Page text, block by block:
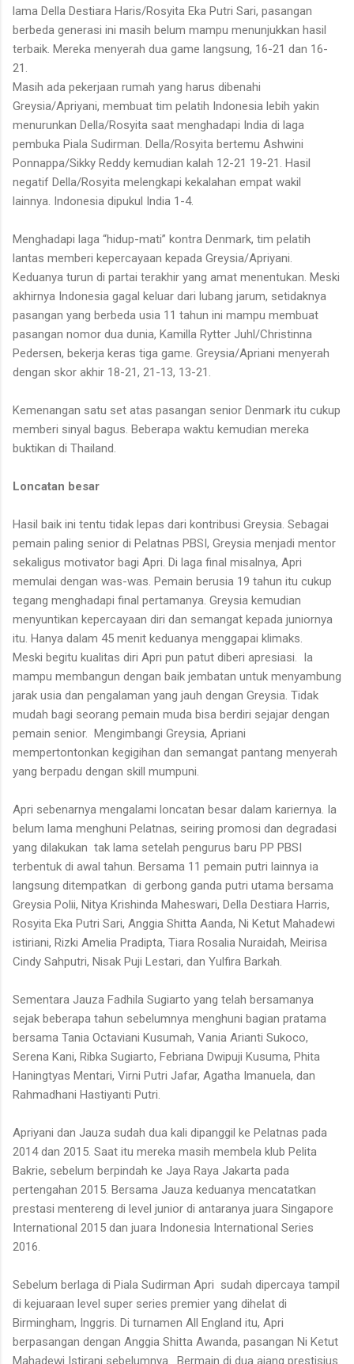
lama Della Destiara Haris/Rosyita Eka Putri Sari, pasangan
berbeda generasi ini masih belum mampu menunjukkan hasil
terbaik. Mereka menyerah dua game langsung, 16-21 dan 16-
21.
Masih ada pekerjaan rumah yang harus dibenahi
Greysia/Apriyani, membuat tim pelatih Indonesia lebih yakin
menurunkan Della/Rosyita saat menghadapi India di laga
pembuka Piala Sudirman. Della/Rosyita bertemu Ashwini
Ponnappa/Sikky Reddy kemudian kalah 12-21 19-21. Hasil
negatif Della/Rosyita melengkapi kekalahan empat wakil
lainnya. Indonesia dipukul India 1-4.
Menghadapi laga “hidup-mati” kontra Denmark, tim pelatih
lantas memberi kepercayaan kepada Greysia/Apriyani.
Keduanya turun di partai terakhir yang amat menentukan. Meski
akhirnya Indonesia gagal keluar dari lubang jarum, setidaknya
pasangan yang berbeda usia 11 tahun ini mampu membuat
pasangan nomor dua dunia, Kamilla Rytter Juhl/Christinna
Pedersen, bekerja keras tiga game. Greysia/Apriani menyerah
dengan skor akhir 18-21, 21-13, 13-21.
Kemenangan satu set atas pasangan senior Denmark itu cukup
memberi sinyal bagus. Beberapa waktu kemudian mereka
buktikan di Thailand.
Loncatan besar
Hasil baik ini tentu tidak lepas dari kontribusi Greysia. Sebagai
pemain paling senior di Pelatnas PBSI, Greysia menjadi mentor
sekaligus motivator bagi Apri. Di laga final misalnya, Apri
memulai dengan was-was. Pemain berusia 19 tahun itu cukup
tegang menghadapi final pertamanya. Greysia kemudian
menyuntikan kepercayaan diri dan semangat kepada juniornya
itu. Hanya dalam 45 menit keduanya menggapai klimaks.
Meski begitu kualitas diri Apri pun patut diberi apresiasi.
Ia
mampu membangun dengan baik jembatan untuk menyambung
jarak usia dan pengalaman yang jauh dengan Greysia. Tidak
mudah bagi seorang pemain muda bisa berdiri sejajar dengan
pemain senior. Mengimbangi Greysia, Apriani
mempertontonkan kegigihan dan semangat pantang menyerah
yang berpadu dengan skill mumpuni.
Apri sebenarnya mengalami loncatan besar dalam kariernya. Ia
belum lama menghuni Pelatnas, seiring promosi dan degradasi
yang dilakukan tak lama setelah pengurus baru PP PBSI
terbentuk di awal tahun. Bersama 11 pemain putri lainnya ia
langsung ditempatkan di gerbong ganda putri utama bersama
Greysia Polii, Nitya Krishinda Maheswari, Della Destiara Harris,
Rosyita Eka Putri Sari, Anggia Shitta Aanda, Ni Ketut Mahadewi
istiriani, Rizki Amelia Pradipta, Tiara Rosalia Nuraidah, Meirisa
Cindy Sahputri, Nisak Puji Lestari, dan Yulfira Barkah.
Sementara Jauza Fadhila Sugiarto yang telah bersamanya
sejak beberapa tahun sebelumnya menghuni bagian pratama
bersama Tania Octaviani Kusumah, Vania Arianti Sukoco,
Serena Kani, Ribka Sugiarto, Febriana Dwipuji Kusuma, Phita
Haningtyas Mentari, Virni Putri Jafar, Agatha Imanuela, dan
Rahmadhani Hastiyanti Putri.
Apriyani dan Jauza sudah dua kali dipanggil ke Pelatnas pada
2014 dan 2015. Saat itu mereka masih membela klub Pelita
Bakrie, sebelum berpindah ke Jaya Raya Jakarta pada
pertengahan 2015. Bersama Jauza keduanya mencatatkan
prestasi mentereng di level junior di antaranya juara Singapore
International 2015 dan juara Indonesia International Series
2016.
Sebelum berlaga di Piala Sudirman Apri sudah dipercaya tampil
di kejuaraan level super series premier yang dihelat di
Birmingham, Inggris. Di turnamen All England itu, Apri
berpasangan dengan Anggia Shitta Awanda, pasangan Ni Ketut
Mahadewi Istirani sebelumnya.
Bermain di dua ajang prestisius